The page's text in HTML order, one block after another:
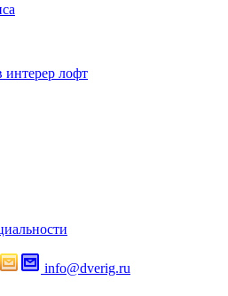
интерер лофт
info@dverig.ru